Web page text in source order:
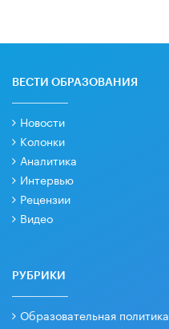
ВЕСТИ ОБРАЗОВАНИЯ
Новости
Колонки
Аналитика
Интервью
Рецензии
Видео
РУБРИКИ
Образовательная политика